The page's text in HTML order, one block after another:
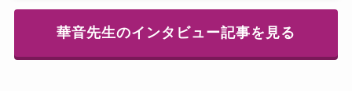
華音先生のインタビュー記事を見る